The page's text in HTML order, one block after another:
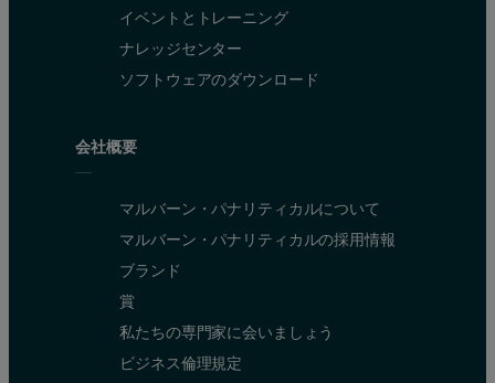
イベントとトレーニング
ナレッジセンター
ソフトウェアのダウンロード
会社概要
マルバーン・パナリティカルについて
マルバーン・パナリティカルの採用情報
ブランド
賞
私たちの専門家に会いましょう
ビジネス倫理規定